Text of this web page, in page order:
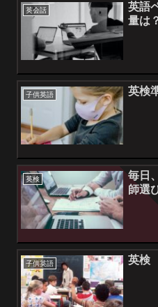
英会話
英語
量は
子供英語 英検
英検
毎日
師選
子供英語 英検